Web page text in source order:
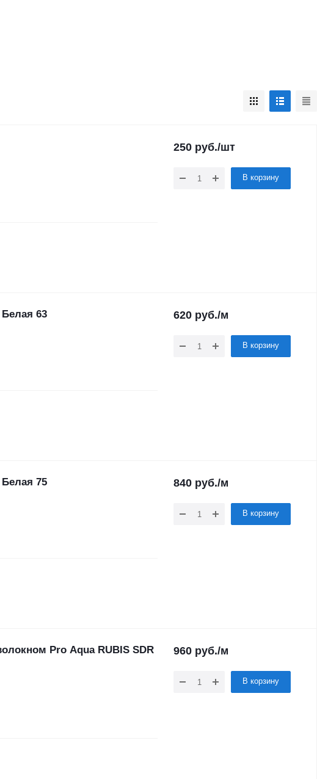
250 руб./шт
В корзину
Белая 63 620 руб./м
В корзину
Белая 75 840 руб./м
В корзину
Pro Aqua RUBIS SDR
960 руб./м
В корзину